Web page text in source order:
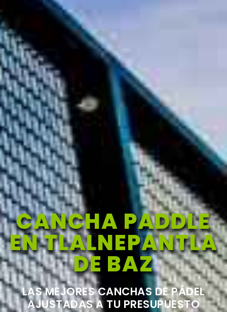
CANCHA PADDLE
EN TLALNEPANTLA
DE BAZ
LAS MEJORES CANCHAS DE PÁDEL
AJUSTADAS A TU PRESUPUESTO